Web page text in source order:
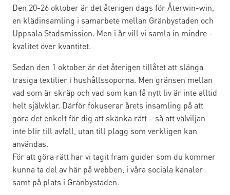
Den 20-26 oktober är det återigen dags för Återwin-win,
en klädinsamling i samarbete mellan Gränbystaden och
Uppsala Stadsmission. Men i år vill vi samla in mindre -
kvalitet över kvantitet.
Sedan den 1 oktober är det återigen tillåtet att slänga
trasiga textilier i hushållssoporna. Men gränsen mellan
vad som är skräp och vad som kan få nytt liv är inte alltid
helt självklar. Därför fokuserar årets insamling på att
göra det enkelt för dig att skänka rätt – så att välviljan
inte blir till avfall, utan till plagg som verkligen kan
användas.
För att göra rätt har vi tagit fram guider som du kommer
kunna ta del av här på webben, i våra sociala kanaler
samt på plats i Gränbystaden.